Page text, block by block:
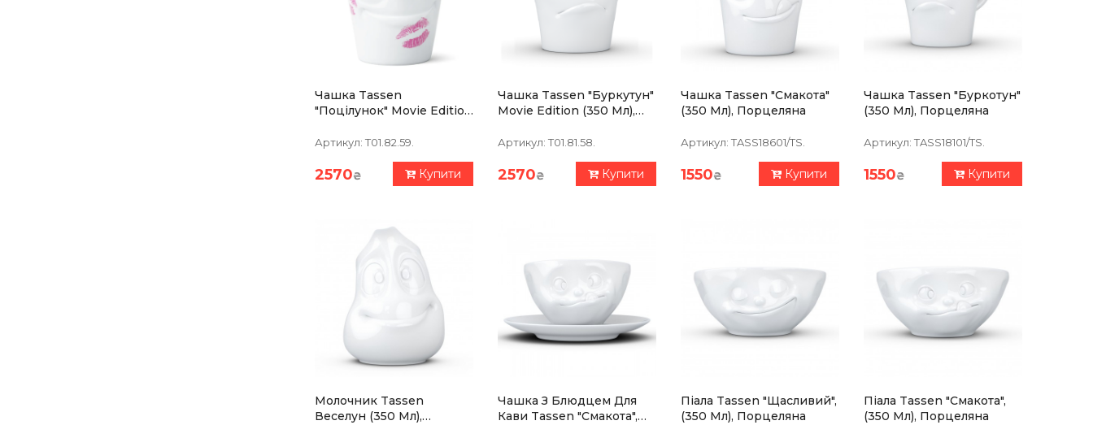
Чашка Tassen
"Поцілунок" Movie Edition
Артикул: T01.82.59.
2570₴ Купити
Чашка Tassen "Буркутун"
Movie Edition (350 Мл),
Артикул: T01.81.58.
2570₴ Купити
Чашка Tassen "Смакота"
(350 Мл), Порцеляна
Артикул: TASS18601/TS.
1550₴ Купити
Чашка Tassen "Буркотун"
(350 Мл), Порцеляна
Артикул: TASS18101/TS.
1550₴ Купити
Молочник Tassen
Веселун (350 Мл),
Чашка З Блюдцем Для
Кави Tassen "Смакота",
Піала Tassen "Щасливий",
(350 Мл), Порцеляна
Піала Tassen "Смакота",
(350 Мл), Порцеляна